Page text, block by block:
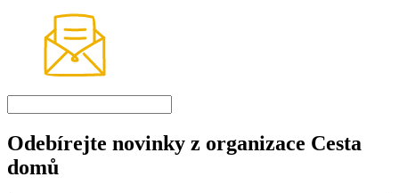
Odebírejte novinky z organizace Cesta
domů